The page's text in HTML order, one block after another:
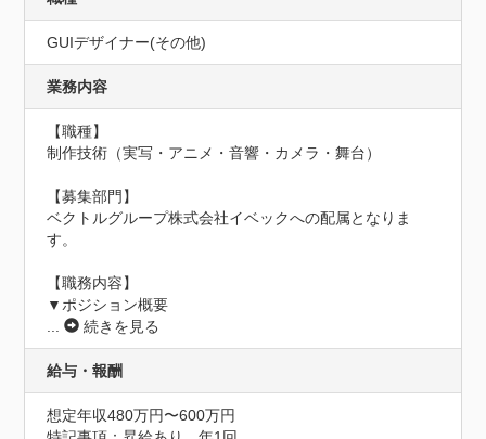
GUIデザイナー(その他)
業務内容
【職種】
制作技術（実写・アニメ・音響・カメラ・舞台）
【募集部門】
ベクトルグループ株式会社イベックへの配属となりま
す。
【職務内容】
...
続きを見る
給与・報酬
想定年収480万円〜600万円